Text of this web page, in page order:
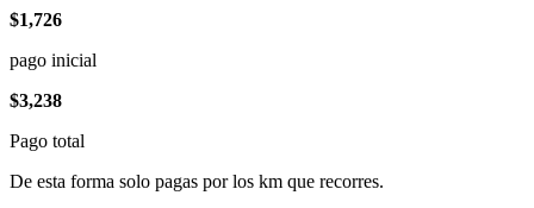
$1,726
pago inicial
$3,238
Pago total
De esta forma solo pagas por los km que recorres.